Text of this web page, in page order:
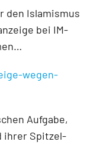
den Islamismus
bei IM-
wegen-
Aufgabe,
ihrer Spitzel-